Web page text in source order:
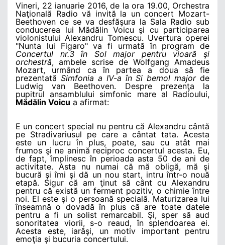
Vineri, 22 ianuarie 2016, de la ora 19.00, Orchestra
Naţională Radio vă invită la un concert Mozart-
Beethoven ce se va desfăşura la Sala Radio sub
conducerea lui Mădălin Voicu şi cu participarea
violonistului Alexandru Tomescu. Uvertura operei
"Nunta lui Figaro" va fi urmată în program de
Concertul nr.3 în Sol major pentru vioară şi
orchestră, ambele scrise de Wolfgang Amadeus
Mozart, urmând ca în partea a doua să fie
prezentată Simfonia a IV-a în Si bemol majorde
Ludwig van Beethoven. Despre prezenţa la
pupitrul ansamblului simfonic mare al Radioului,
Mădălin Voicu a afirmat:
E un concert special nu pentru că Alexandru cântă
pe Stradivariusul pe care a cântat tata. Acesta
este un lucru în plus, poate, sau cu atât mai
frumos şi ne animă reciproc concertul acesta. Eu,
de fapt, împlinesc în perioada asta 50 de ani de
activitate. Asta nu numai că mă obligă, mă şi
bucură şi îmi şi dă un nou start, intru într-o nouă
etapă. Sigur că am ţinut să cânt cu Alexandru
pentru că există un ferment pozitiv, o chimie între
noi. El este şi o persoană specială. Maturizarea lui
înseamnă o dovadă în plus că are toate datele
pentru a fi un solist remarcabil. Şi, sper să aud
sonoritatea viorii, s-o reaud, în splendoarea ei.
Acesta este, iarăşi, un motiv important pentru
emoţia şi bucuria concertului.